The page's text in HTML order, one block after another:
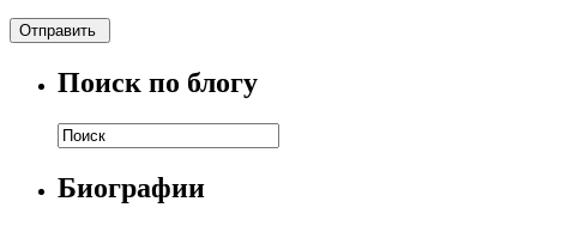
Поиск по блогу
Биографии